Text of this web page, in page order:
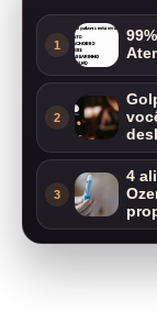
1
2
3
4